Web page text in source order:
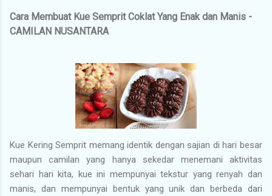
Cara Membuat Kue Semprit Coklat Yang Enak dan Manis -
CAMILAN NUSANTARA
Kue Kering Semprit memang identik dengan sajian di hari besar
maupun camilan yang hanya sekedar menemani aktivitas
sehari hari kita, kue ini mempunyai tekstur yang renyah dan
manis, dan mempunyai bentuk yang unik dan berbeda dari